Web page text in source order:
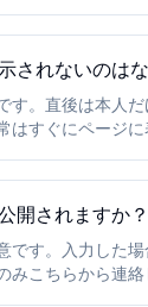
されないのは
す。直後は本人
はすぐにページに
開されますか？
です。入力した
みこちらから連絡